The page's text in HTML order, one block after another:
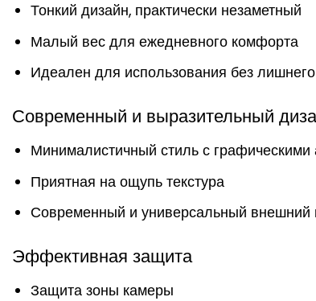
Тонкий дизайн, практически незаметный
Малый вес для ежедневного комфорта
Идеален для использования без
Современный и выразительный
Минималистичный стиль с графическими
Приятная на ощупь текстура
Современный и универсальный внешний
Эффективная защита
Защита зоны камеры